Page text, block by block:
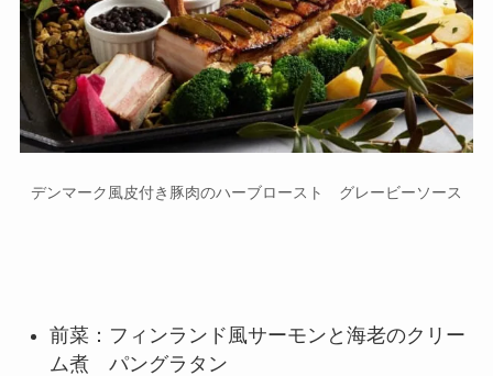
デンマーク風皮付き豚肉のハーブロースト グレービーソース
前菜：フィンランド風サーモンと海老のクリー
ム煮 パングラタン